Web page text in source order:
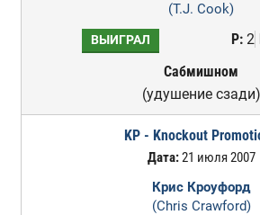
(T.J. Cook)
ВЫИГРАЛ Р:2
Сабмишном
(удушение сзади)
KP - Knockout
Дата:21 июля 2007
Крис Кроуфорд
(Chris Crawford)